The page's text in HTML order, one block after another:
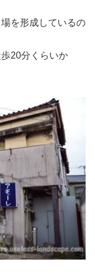
を形成しているの
20分くらいか